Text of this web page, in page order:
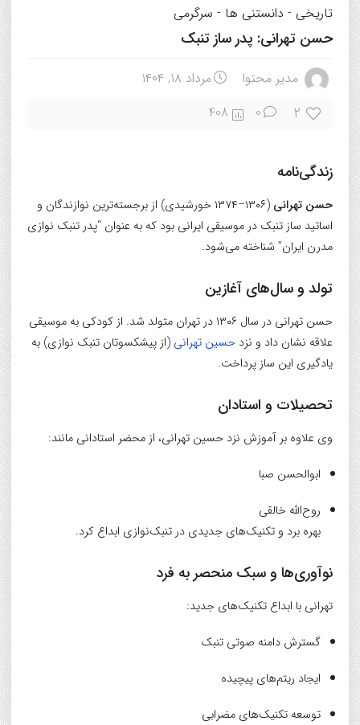
تاریخی - دانستنی ها - سرگرمی
حسن تهرانی: پدر ساز تنبک
مدیر محتوا مرداد ۱۸, ۱۴۰۴
2
0
408
زندگی‌نامه
حسن تهرانی
(۱۳۰۶–۱۳۷۴ خورشیدی) از برجسته‌ترین نوازندگان و
اساتید ساز تنبک در موسیقی ایرانی بود که به عنوان “پدر تنبک نوازی
مدرن ایران” شناخته می‌شود.
تولد و سال‌های آغازین
حسن تهرانی در سال ۱۳۰۶ در تهران متولد شد. از کودکی به موسیقی
علاقه نشان داد و نزد حسین تهرانی (از پیشکسوتان تنبک نوازی) به
یادگیری این ساز پرداخت.
تحصیلات و استادان
وی علاوه بر آموزش نزد حسین تهرانی، از محضر استادانی مانند:
ابوالحسن صبا
روح‌الله خالقی
بهره برد و تکنیک‌های جدیدی در تنبک‌نوازی ابداع کرد.
نوآوری‌ها و سبک منحصر به فرد
تهرانی با ابداع تکنیک‌های جدید:
گسترش دامنه صوتی تنبک
ایجاد ریتم‌های پیچیده
توسعه تکنیک‌های مضرابی